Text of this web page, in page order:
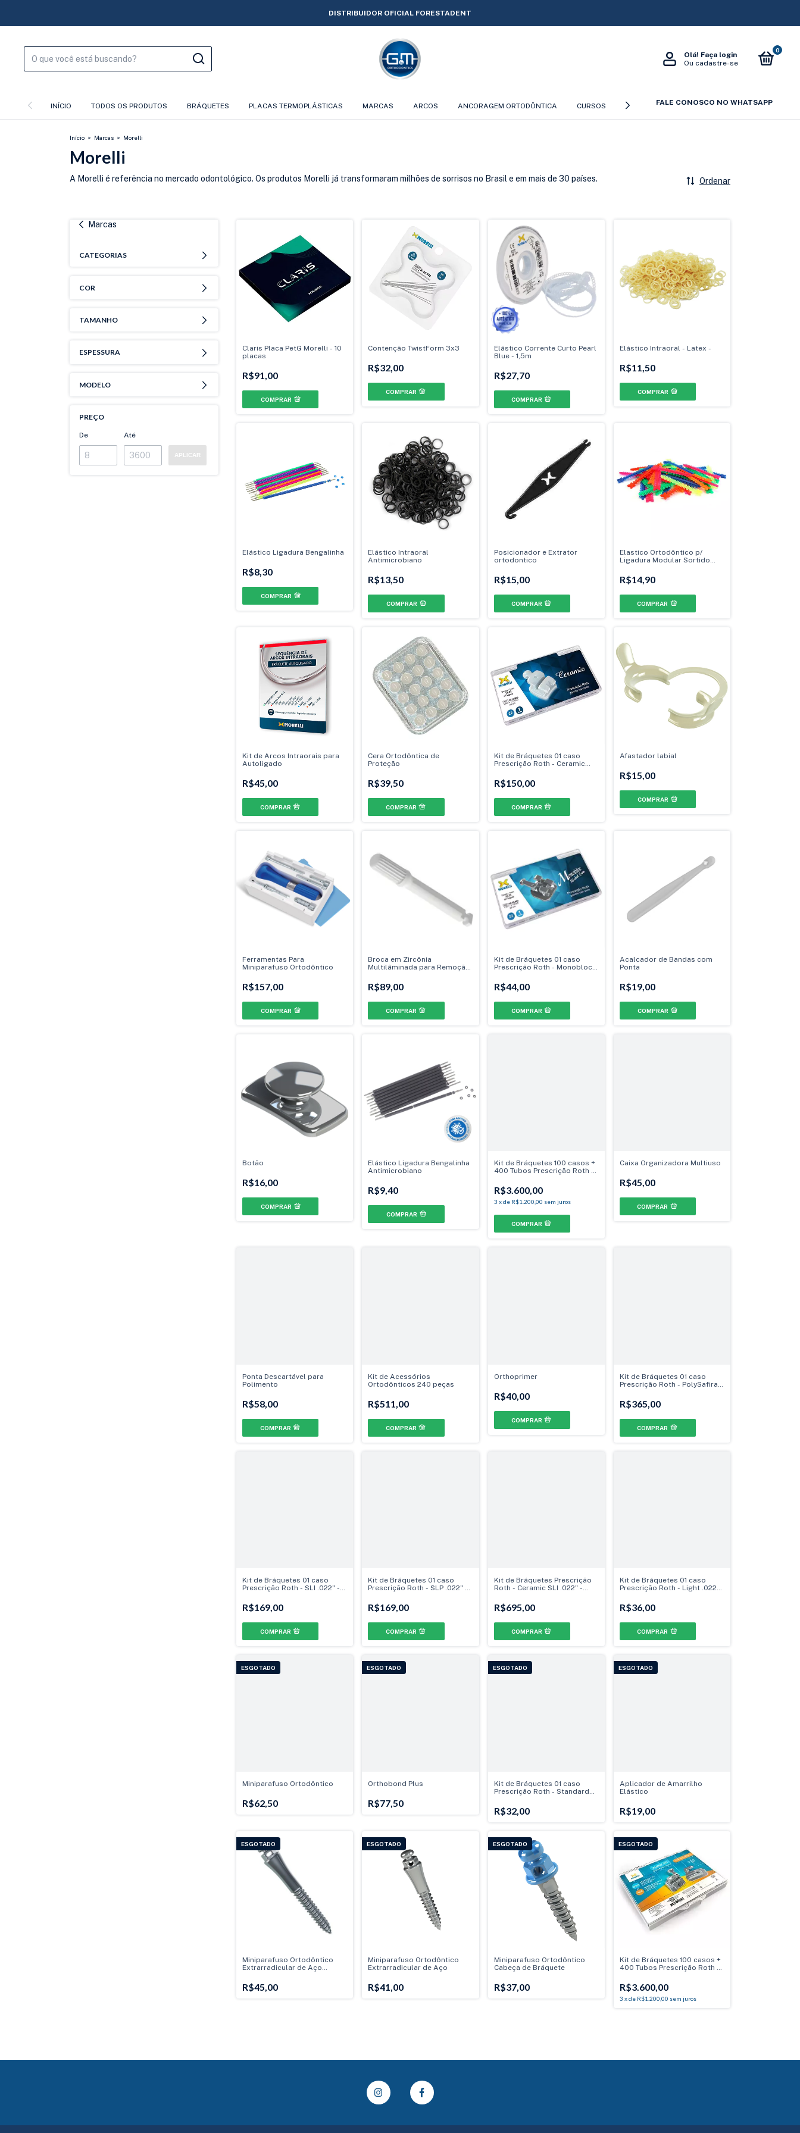
DISTRIBUIDOR OFICIAL FORESTADENT
Olá! Faça login
Ou cadastre-se
0
INÍCIO TODOS OS PRODUTOS BRÁQUETES PLACAS TERMOPLÁSTICAS MARCAS ARCOS ANCORAGEM ORTODÔNTICA CURSOS CERTIFICAÇÃO GRAPHY CATÁLOGOS
FALE CONOSCO NO WHATSAPP
Início > Marcas > Morelli
Morelli
A Morelli é referência no mercado odontológico. Os produtos Morelli já transformaram milhões de sorrisos no Brasil e em mais de 30 países. Ordenar
Marcas
CATEGORIAS
COR
TAMANHO
ESPESSURA
MODELO
PREÇO
De Até
APLICAR
Claris Placa PetG Morelli - 10
placas
R$91,00
COMPRAR
Contenção TwistForm 3x3
R$32,00
Elástico Corrente Curto Pearl
Blue - 1,5m
R$27,70
Elástico Intraoral - Latex -
R$11,50
COMPRAR
Elástico Ligadura Bengalinha
R$8,30
COMPRAR
Elástico Intraoral
Antimicrobiano
R$13,50
COMPRAR
Posicionador e Extrator
ortodontico
R$15,00
Elastico Ortodôntico p/
Ligadura Modular Sortido
R$14,90
Kit de Arcos Intraorais para
Autoligado
R$45,00
Cera Ortodôntica de
Proteção
R$39,50
Kit de Bráquetes 01 caso
Prescrição Roth - Ceramic
R$150,00
Afastador labial
R$15,00
COMPRAR
Ferramentas Para
Miniparafuso Ortodôntico
R$157,00
COMPRAR
Broca em Zircônia
Multilâminada para Remoção
R$89,00
Kit de Bráquetes 01 caso
Prescrição Roth - Monobloc
Can./Prés
R$44,00
Acalcador de Bandas com
Ponta
R$19,00
COMPRAR
Botão
R$16,00
COMPRAR
Elástico Ligadura Bengalinha
Antimicrobiano
R$9,40
COMPRAR
Kit de Bráquetes 100 casos +
400 Tubos Prescrição Roth -
Gancho Can./Pré
R$3.600,00
3 xde R$1.200,00 sem juros
Caixa Organizadora Multiuso
R$45,00
Ponta Descartável para
Polimento
R$58,00
Kit de Acessórios
Ortodônticos 240 peças
R$511,00
Orthoprimer
R$40,00
Kit de Bráquetes 01 caso
Prescrição Roth - PolySafira
R$365,00
Kit de Bráquetes 01 caso
Prescrição Roth - SLI .022" -
R$169,00
Kit de Bráquetes 01 caso
Prescrição Roth - SLP .022" -
Can./Prés
R$169,00
Kit de Bráquetes Prescrição
Roth - Ceramic SLI .022" -
Can./Prés
R$695,00
Kit de Bráquetes 01 caso
Prescrição Roth - Light .022" -
R$36,00
ESGOTADO
Miniparafuso Ortodôntico
R$62,50
ESGOTADO
Orthobond Plus
R$77,50
ESGOTADO
Kit de Bráquetes 01 caso
Prescrição Roth - Standard
Can./Prés
R$32,00
ESGOTADO
Aplicador de Amarrilho
Elástico
R$19,00
ESGOTADO
Miniparafuso Ortodôntico
Extrarradicular de Aço
6mm - Ø2mm)
R$45,00
ESGOTADO
Miniparafuso Ortodôntico
Extrarradicular de Aço
R$41,00
ESGOTADO
Miniparafuso Ortodôntico
Cabeça de Bráquete
R$37,00
ESGOTADO
Kit de Bráquetes 100 casos +
400 Tubos Prescrição Roth -
Gancho Can./Prés
R$3.600,00
3 xde R$1.200,00 sem juros